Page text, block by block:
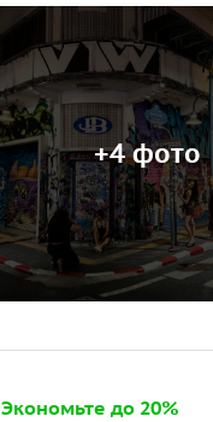
+4 фото
Экономьте до 20%